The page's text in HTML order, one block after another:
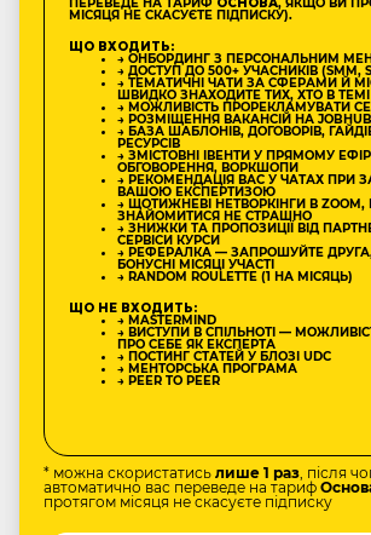
МІСЯЦЯ НЕ СКАСУЄТЕ ПІДПИСКУ).
ЩО ВХОДИТЬ:
→ ОНБОРДИНГ З ПЕРСОНАЛЬНИМ
→ ДОСТУП ДО 500+ УЧАСНИКІВ (SMM,
→ ТЕМАТИЧНІ ЧАТИ ЗА СФЕРАМИ Й
ШВИДКО ЗНАХОДИТЕ ТИХ, ХТО В
→ МОЖЛИВІСТЬ ПРОРЕКЛАМУВАТИ
→ РОЗМІЩЕННЯ ВАКАНСІЙ НА JOBHUB
→ БАЗА ШАБЛОНІВ, ДОГОВОРІВ,
РЕСУРСІВ
→ ЗМІСТОВНІ ІВЕНТИ У ПРЯМОМУ
ОБГОВОРЕННЯ, ВОРКШОПИ
→ РЕКОМЕНДАЦІЯ ВАС У ЧАТАХ ПРИ
ВАШОЮ ЕКСПЕРТИЗОЮ
→ ЩОТИЖНЕВІ НЕТВОРКІНГИ В
ЗНАЙОМИТИСЯ НЕ СТРАШНО
→ ЗНИЖКИ ТА ПРОПОЗИЦІЇ ВІД
СЕРВІСИ КУРСИ
→ РЕФЕРАЛКА — ЗАПРОШУЙТЕ
БОНУСНІ МІСЯЦІ УЧАСТІ
→ RANDOM ROULETTE (1 НА МІСЯЦЬ)
ЩО НЕ ВХОДИТЬ:
→ MASTERMIND
→ ВИСТУПИ В СПІЛЬНОТІ —
ПРО СЕБЕ ЯК ЕКСПЕРТА
→ ПОСТИНГ СТАТЕЙ У БЛОЗІ UDC
→ МЕНТОРСЬКА ПРОГРАМА
→ PEER TO PEER
* можна скористатись лише 1 раз, після
автоматично вас переведе на тариф
протягом місяця не скасуєте підписку